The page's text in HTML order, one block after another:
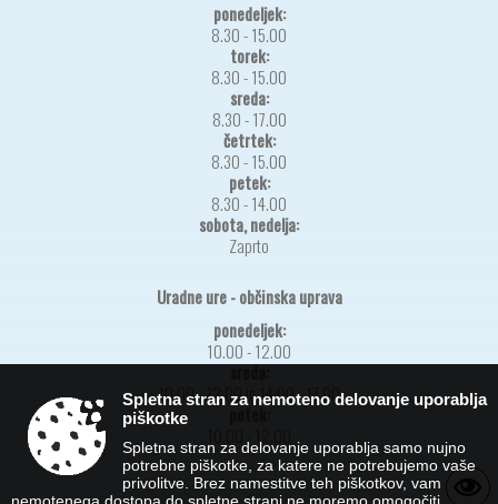
ponedeljek:
8.30 - 15.00
torek:
8.30 - 15.00
sreda:
8.30 - 17.00
četrtek:
8.30 - 15.00
petek:
8.30 - 14.00
sobota, nedelja:
Zaprto
Uradne ure - občinska uprava
ponedeljek:
10.00 - 12.00
sreda:
10.00 - 12.00 in 14.00 - 17.00
Spletna stran za nemoteno delovanje uporablja
piškotke
Spletna stran za delovanje uporablja samo nujno
potrebne piškotke, za katere ne potrebujemo vaše
privolitve. Brez namestitve teh piškotkov, vam